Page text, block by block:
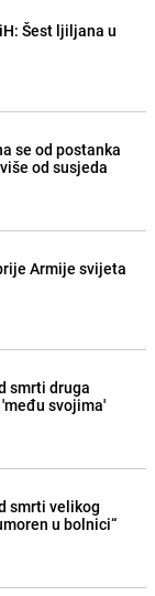
Šest ljiljana u
se od postanka
od susjeda
Armije svijeta
smrti druga
svojima'
smrti velikog
u bolnici“